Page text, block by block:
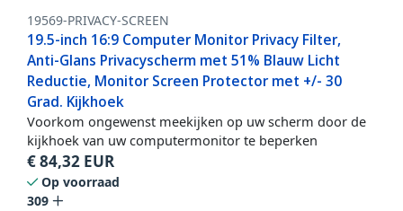
19569-PRIVACY-SCREEN
19.5-inch 16:9 Computer Monitor Privacy Filter,
Anti-Glans Privacyscherm met 51% Blauw Licht
Reductie, Monitor Screen Protector met +/- 30
Grad. Kijkhoek
Voorkom ongewenst meekijken op uw scherm door de
kijkhoek van uw computermonitor te beperken
€84,32 EUR
Op voorraad
309